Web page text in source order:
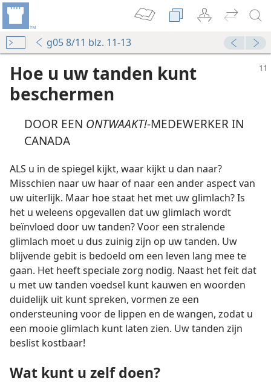
g05 8/11 blz. 11-13
Hoe u uw tanden kunt
beschermen
DOOR EEN ONTWAAKT!-MEDEWERKER IN
CANADA
ALS u in de spiegel kijkt, waar kijkt u dan naar?
Misschien naar uw haar of naar een ander aspect van
uw uiterlijk. Maar hoe staat het met uw glimlach? Is
het u weleens opgevallen dat uw glimlach wordt
beïnvloed door uw tanden? Voor een stralende
glimlach moet u dus zuinig zijn op uw tanden. Uw
blijvende gebit is bedoeld om een leven lang mee te
gaan. Het heeft speciale zorg nodig. Naast het feit dat
u met uw tanden voedsel kunt kauwen en woorden
duidelijk uit kunt spreken, vormen ze een
ondersteuning voor de lippen en de wangen, zodat u
een mooie glimlach kunt laten zien. Uw tanden zijn
beslist kostbaar!
Wat kunt u zelf doen?